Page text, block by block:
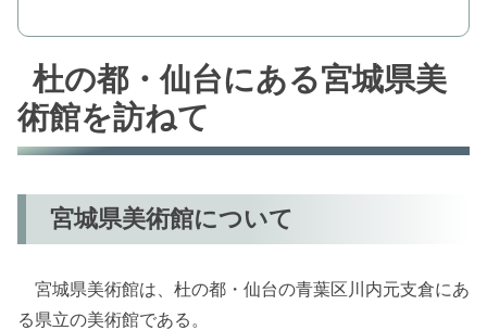
杜の都・仙台にある宮城県美
術館を訪ねて
宮城県美術館について
宮城県美術館は、杜の都・仙台の青葉区川内元支倉にあ
る県立の美術館である。